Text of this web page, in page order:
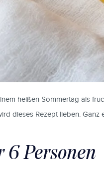
heißen Sommertag als
dieses Rezept lieben. Ganz
Personen